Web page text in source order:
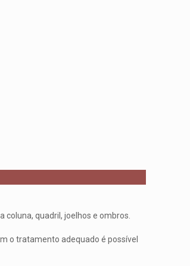
quadril, joelhos e ombros.
o tratamento adequado é possível